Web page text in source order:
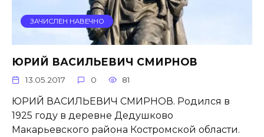
ЗАЧИСЛЕН НАВЕЧНО
ЮРИЙ ВАСИЛЬЕВИЧ СМИРНОВ
13.05.2017 0 81
ЮРИЙ ВАСИЛЬЕВИЧ СМИРНОВ. Родился в
1925 году в деревне Дедушково
Макарьевского района Костромской области.